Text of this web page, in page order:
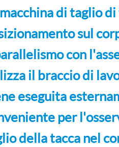
di taglio
sul
con
il braccio di
eseguita
per
della tacca nel